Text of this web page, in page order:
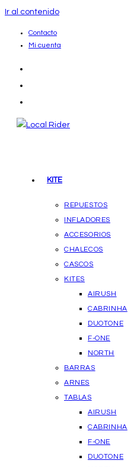
Ir al contenido
Contacto
Mi cuenta
KITE
REPUESTOS
INFLADORES
ACCESORIOS
CHALECOS
CASCOS
KITES
AIRUSH
CABRINHA
DUOTONE
F-ONE
NORTH
BARRAS
ARNES
TABLAS
AIRUSH
CABRINHA
F-ONE
DUOTONE